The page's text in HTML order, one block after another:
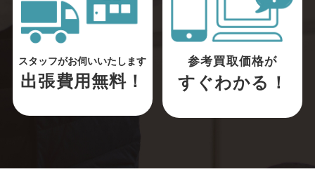
スタッフがお伺いいたします
出張費用無料！
参考買取価格が
すぐわかる！